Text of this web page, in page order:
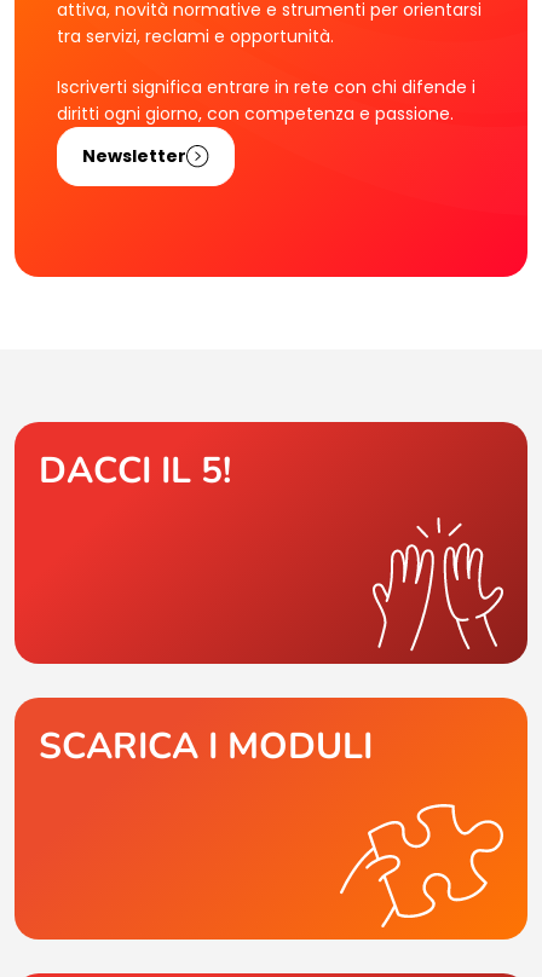
attiva, novità normative e strumenti per orientarsi
tra servizi, reclami e opportunità.
Iscriverti significa entrare in rete con chi difende i
diritti ogni giorno, con competenza e passione.
Newsletter
DACCI IL 5!
SCARICA I MODULI